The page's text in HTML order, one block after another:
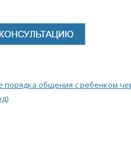
порядка общения с ребенком